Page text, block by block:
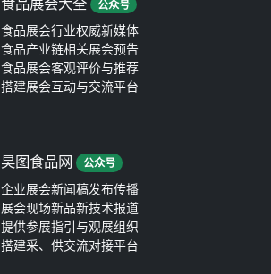
公众号
食品展会行业权威新媒体
食品产业链相关展会预告
食品展会客观评价与推荐
搭建展会互动与交流平台
昊图食品网 公众号
企业展会新闻稿发布传播
展会现场新品新技术报道
提供参展指引与观展组织
搭建采、供交流对接平台